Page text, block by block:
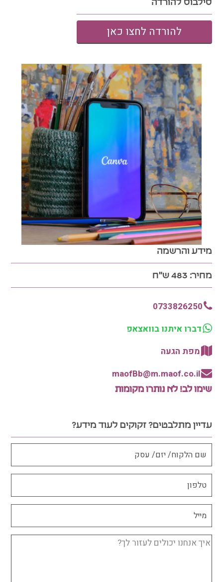
סילבוס להורדה
להורדה לחצו כאן
מידע והרשמה
מחיר: 483 ש"ח
0733826250
דברו איתנו בוואצאפ
מפת הגעה
maofBb@m.maof.co.il
שימו לב! לא נותרו מקומות
עדיין מתלבטים? זקוקים לעוד מידע?